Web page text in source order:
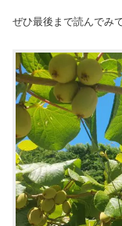
ぜひ最後まで読んでみ